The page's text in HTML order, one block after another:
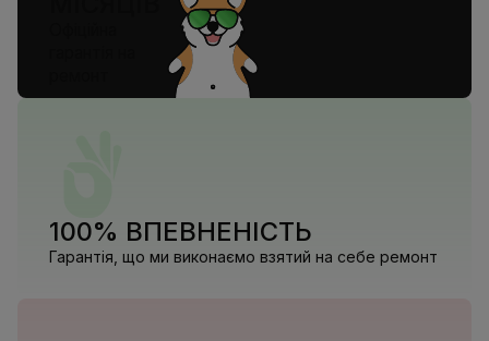
100% ВПЕВНЕНІСТЬ
Гарантія, що ми виконаємо взятий на себе ремонт